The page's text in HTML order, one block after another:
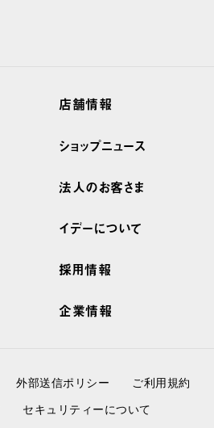
店舗情報
ショップニュース
法人のお客さま
イデーについて
採用情報
企業情報
外部送信ポリシー
ご利用規約
セキュリティーについて